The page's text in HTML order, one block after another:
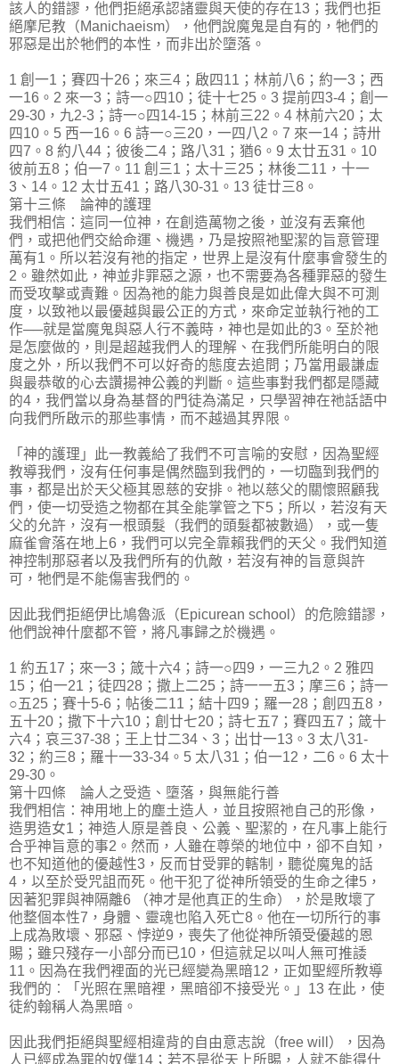
該人的錯謬，他們拒絕承認諸靈與天使的存在13；我們也拒
絕摩尼教（Manichaeism），他們說魔鬼是自有的，牠們的
邪惡是出於牠們的本性，而非出於墮落。
1 創一1；賽四十26；來三4；啟四11；林前八6；約一3；西
一16。2 來一3；詩一○四10；徒十七25。3 提前四3-4；創一
29-30，九2-3；詩一○四14-15；林前三22。4 林前六20；太
四10。5 西一16。6 詩一○三20，一四八2。7 來一14；詩卅
四7。8 約八44；彼後二4；路八31；猶6。9 太廿五31。10
彼前五8；伯一7。11 創三1；太十三25；林後二11，十一
3、14。12 太廿五41；路八30-31。13 徒廿三8。
第十三條 論神的護理
我們相信：這同一位神，在創造萬物之後，並沒有丟棄他
們，或把他們交給命運、機遇，乃是按照祂聖潔的旨意管理
萬有1。所以若沒有祂的指定，世界上是沒有什麼事會發生的
2。雖然如此，神並非罪惡之源，也不需要為各種罪惡的發生
而受攻擊或責難。因為祂的能力與善良是如此偉大與不可測
度，以致祂以最優越與最公正的方式，來命定並執行祂的工
作──就是當魔鬼與惡人行不義時，神也是如此的3。至於祂
是怎麼做的，則是超越我們人的理解、在我們所能明白的限
度之外，所以我們不可以好奇的態度去追問；乃當用最謙虛
與最恭敬的心去讚揚神公義的判斷。這些事對我們都是隱藏
的4，我們當以身為基督的門徒為滿足，只學習神在祂話語中
向我們所啟示的那些事情，而不越過其界限。
「神的護理」此一教義給了我們不可言喻的安慰，因為聖經
教導我們，沒有任何事是偶然臨到我們的，一切臨到我們的
事，都是出於天父極其恩慈的安排。祂以慈父的關懷照顧我
們，使一切受造之物都在其全能掌管之下5；所以，若沒有天
父的允許，沒有一根頭髮（我們的頭髮都被數過），或一隻
麻雀會落在地上6，我們可以完全靠賴我們的天父。我們知道
神控制那惡者以及我們所有的仇敵，若沒有神的旨意與許
可，牠們是不能傷害我們的。
因此我們拒絕伊比鳩魯派（Epicurean school）的危險錯謬，
他們說神什麼都不管，將凡事歸之於機遇。
1 約五17；來一3；箴十六4；詩一○四9，一三九2。2 雅四
15；伯一21；徒四28；撒上二25；詩一一五3；摩三6；詩一
○五25；賽十5-6；帖後二11；結十四9；羅一28；創四五8，
五十20；撒下十六10；創廿七20；詩七五7；賽四五7；箴十
六4；哀三37-38；王上廿二34、3；出廿一13。3 太八31-
32；約三8；羅十一33-34。5 太八31；伯一12，二6。6 太十
29-30。
第十四條 論人之受造、墮落，與無能行善
我們相信：神用地上的塵土造人，並且按照祂自己的形像，
造男造女1；神造人原是善良、公義、聖潔的，在凡事上能行
合乎神旨意的事2。然而，人雖在尊榮的地位中，卻不自知，
也不知道他的優越性3，反而甘受罪的轄制，聽從魔鬼的話
4，以至於受咒詛而死。他干犯了從神所領受的生命之律5，
因著犯罪與神隔離6 （神才是他真正的生命），於是敗壞了
他整個本性7，身體、靈魂也陷入死亡8。他在一切所行的事
上成為敗壞、邪惡、悖逆9，喪失了他從神所領受優越的恩
賜；雖只殘存一小部分而已10，但這就足以叫人無可推諉
11。因為在我們裡面的光已經變為黑暗12，正如聖經所教導
我們的︰「光照在黑暗裡，黑暗卻不接受光。」13 在此，使
徒約翰稱人為黑暗。
因此我們拒絕與聖經相違背的自由意志說（free will），因為
人已經成為罪的奴僕14；若不是從天上所賜，人就不能得什